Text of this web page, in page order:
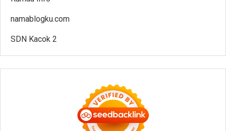
namablogku.com
SDN Kacok 2